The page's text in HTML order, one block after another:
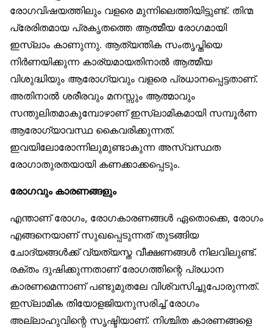
രോഗവിഷയത്തിലും വളരെ മുന്നിലെത്തിയിട്ടുണ്ട്. തിന്മ
പ്രേരിതമായ പ്രകൃതത്തെ ആത്മീയ രോഗമായി
ഇസ്‌ലാം കാണുന്നു. ആത്യന്തിക സംതൃപ്തിയെ
നിർണയിക്കുന്ന കാര്യമായതിനാൽ ആത്മീയ
വിശുദ്ധിയും ആരോഗ്യവും വളരെ പ്രധാനപ്പെട്ടതാണ്.
അതിനാൽ ശരീരവും മനസ്സും ആത്മാവും
സന്തുലിതമാകുമ്പോഴാണ് ഇസ്‌ലാമികമായി സമ്പൂർണ
ആരോഗ്യാവസ്ഥ കൈവരിക്കുന്നത്.
ഇവയിലോരോന്നിലുമുണ്ടാകുന്ന അസ്വസ്ഥത
രോഗാതുരതയായി കണക്കാക്കപ്പെടും.
രോഗവും കാരണങ്ങളും
എന്താണ് രോഗം, രോഗകാരണങ്ങൾ ഏതൊക്കെ, രോഗം
എങ്ങനെയാണ് സുഖപ്പെടുന്നത് തുടങ്ങിയ
ചോദ്യങ്ങൾക്ക് വ്യത്യസ്ത വീക്ഷണങ്ങൾ നിലവിലുണ്ട്.
രക്തം ദുഷിക്കുന്നതാണ് രോഗത്തിന്റെ പ്രധാന
കാരണമെന്നാണ് പണ്ടുമുതലേ വിശ്വസിച്ചുപോരുന്നത്.
ഇസ്‌ലാമിക തിയോളജിയനുസരിച്ച് രോഗം
അല്ലാഹുവിന്റെ സൃഷ്ടിയാണ്. നിശ്ചിത കാരണങ്ങളെ